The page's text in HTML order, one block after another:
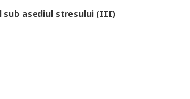
sub asediul stresului (III)